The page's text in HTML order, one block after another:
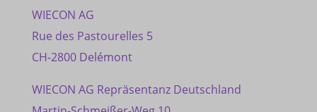
WIECON AG
Rue des Pastourelles 5
CH-2800 Delémont
WIECON AG Repräsentanz Deutschland